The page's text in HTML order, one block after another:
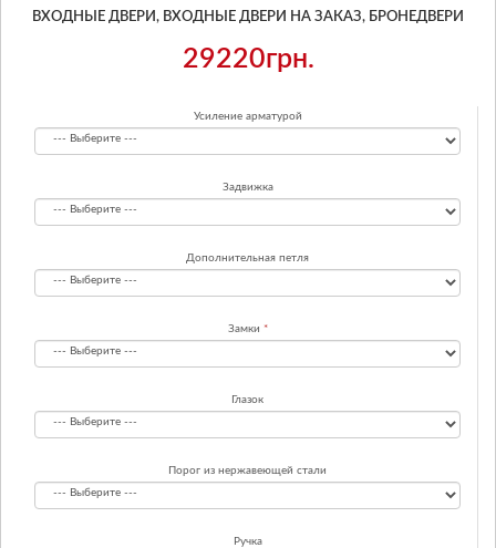
ВХОДНЫЕ ДВЕРИ, ВХОДНЫЕ ДВЕРИ НА ЗАКАЗ, БРОНЕДВЕРИ
29220грн.
Усиление арматурой
Задвижка
Дополнительная петля
Замки
Глазок
Порог из нержавеющей стали
Ручка